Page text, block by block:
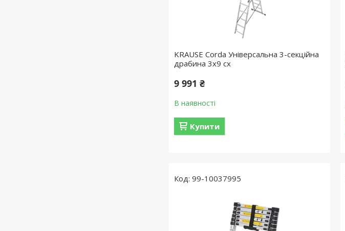
KRAUSE Corda Універсальна 3-секційна
драбина 3х9 сх
9 991 ₴
В наявності
Купити
99-10037995